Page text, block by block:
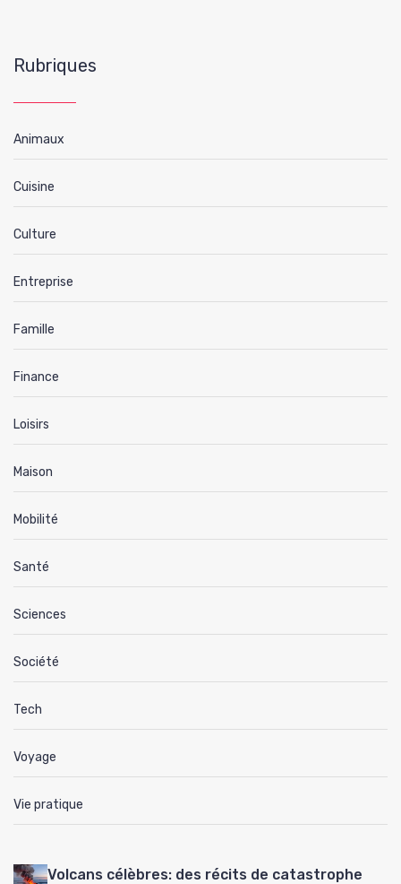
Rubriques
Animaux
Cuisine
Culture
Entreprise
Famille
Finance
Loisirs
Maison
Mobilité
Santé
Sciences
Société
Tech
Voyage
Vie pratique
Volcans célèbres: des récits de catastrophe